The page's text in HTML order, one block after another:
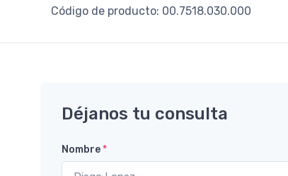
Código de producto: 00.7518.030.000
Déjanos tu consulta
Nombre*